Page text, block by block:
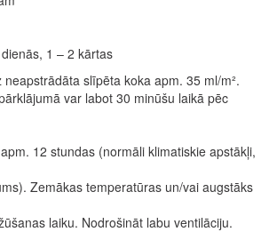
1 – 2 kārtas
neapstrādāta slīpēta koka apm. 35 ml/m².
var labot 30 minūšu laikā pēc
12 stundas (normāli klimatiskie apstākļi,
Zemākas temperatūras un/vai augstāks
laiku. Nodrošināt labu ventilāciju.